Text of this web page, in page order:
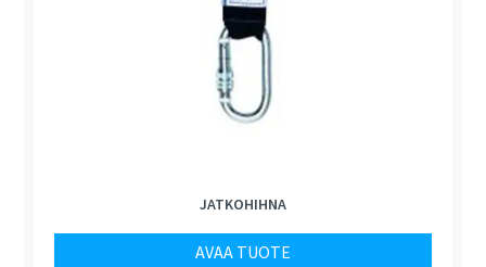
JATKOHIHNA
AVAA TUOTE